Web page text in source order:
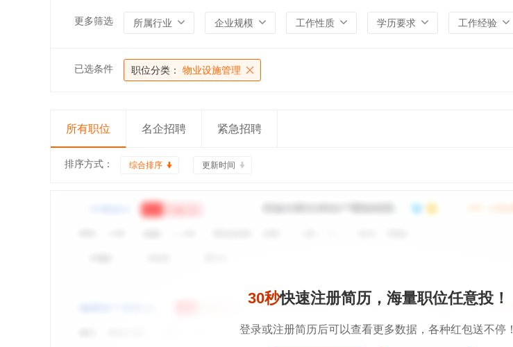
更多筛选 所属行业 企业规模 工作性质 学历要求 工作经验
已选条件 职位分类： 物业设施管理
所有职位 名企招聘 紧急招聘
排序方式： 综合排序 更新时间
30秒快速注册简历，海量职位任意投！
登录或注册简历后可以查看更多数据，各种红包送不停！